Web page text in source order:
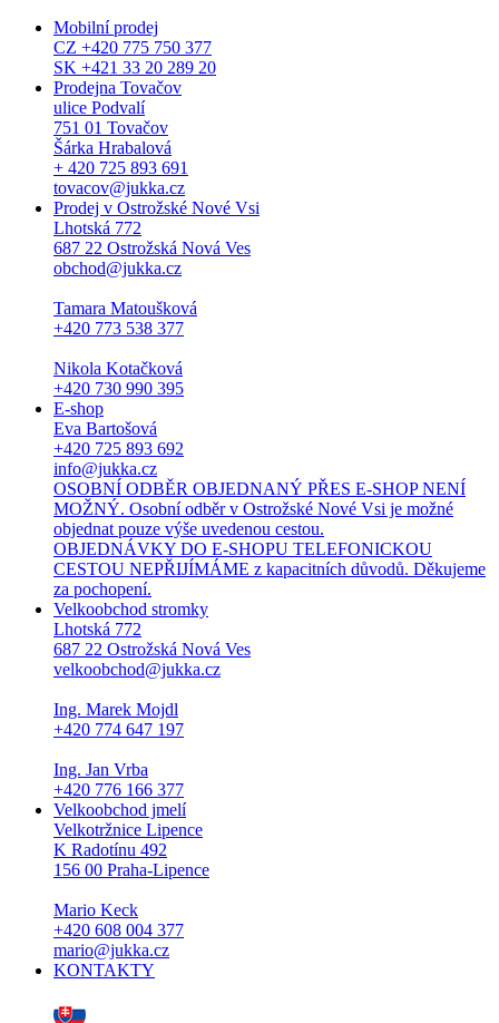
Mobilní prodej
CZ +420 775 750 377
SK +421 33 20 289 20
Prodejna Tovačov
ulice Podvalí
751 01 Tovačov
Šárka Hrabalová
+ 420 725 893 691
tovacov@jukka.cz
Prodej v Ostrožské Nové Vsi
Lhotská 772
687 22 Ostrožská Nová Ves
obchod@jukka.cz
Tamara Matoušková
+420 773 538 377
Nikola Kotačková
+420 730 990 395
E-shop
Eva Bartošová
+420 725 893 692
info@jukka.cz
OSOBNÍ ODBĚR OBJEDNANÝ PŘES E-SHOP NENÍ
MOŽNÝ. Osobní odběr v Ostrožské Nové Vsi je možné
objednat pouze výše uvedenou cestou.
OBJEDNÁVKY DO E-SHOPU TELEFONICKOU
CESTOU NEPŘIJÍMÁME z kapacitních důvodů. Děkujeme
za pochopení.
Velkoobchod stromky
Lhotská 772
687 22 Ostrožská Nová Ves
velkoobchod@jukka.cz
Ing. Marek Mojdl
+420 774 647 197
Ing. Jan Vrba
+420 776 166 377
Velkoobchod jmelí
Velkotržnice Lipence
K Radotínu 492
156 00 Praha-Lipence
Mario Keck
+420 608 004 377
mario@jukka.cz
KONTAKTY